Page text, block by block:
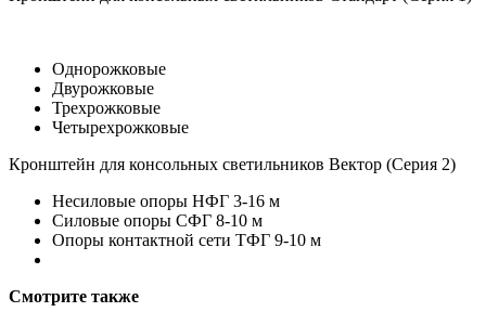
Однорожковые
Двурожковые
Трехрожковые
Четырехрожковые
Кронштейн для консольных светильников Вектор (Серия 2)
Несиловые опоры НФГ 3-16 м
Силовые опоры СФГ 8-10 м
Опоры контактной сети ТФГ 9-10 м
Смотрите также